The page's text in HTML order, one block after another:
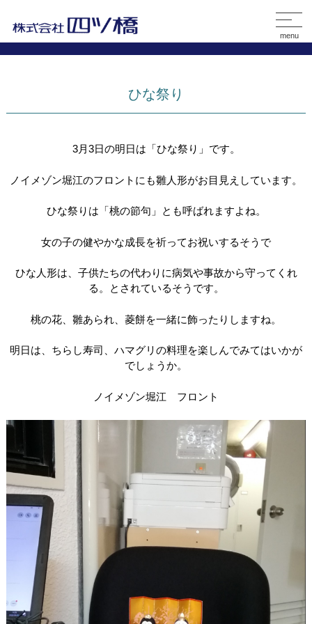
menu
ひな祭り
3月3日の明日は「ひな祭り」です。
ノイメゾン堀江のフロントにも雛人形がお目見えしています。
ひな祭りは「桃の節句」とも呼ばれますよね。
女の子の健やかな成長を祈ってお祝いするそうで
ひな人形は、子供たちの代わりに病気や事故から守ってくれ
る。とされているそうです。
桃の花、雛あられ、菱餅を一緒に飾ったりしますね。
明日は、 ちらし寿司、ハマグリの料理を楽しんでみてはいかが
でしょうか。
ノイメゾン堀江 フロント